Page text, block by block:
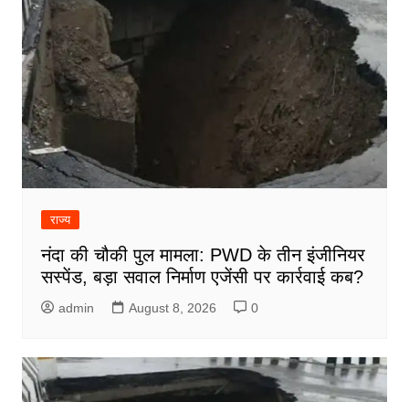
राज्य
नंदा की चौकी पुल मामला: PWD के तीन इंजीनियर
सस्पेंड, बड़ा सवाल निर्माण एजेंसी पर कार्रवाई कब?
admin August 8, 2026 0